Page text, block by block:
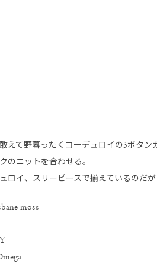
えて野暮ったくコーデュロイの3ボタン
のニットを合わせる。
ロイ、スリーピースで揃えているのだが
moss